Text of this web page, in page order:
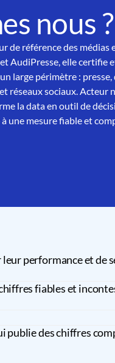
nous ?
de référence des médias
AudiPresse, elle certifie
large périmètre :
réseaux sociaux. Acteur
la data en outil de
une mesure fiable et
performance et de
fiables et
publie des chiffres